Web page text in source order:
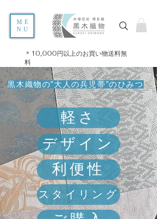
ME
NU
＊10,000円以上のお買い物送料無
料
デザイン
利便性
スタイリング
​黒木織物の”大人の兵児帯”のひみつ
軽さ